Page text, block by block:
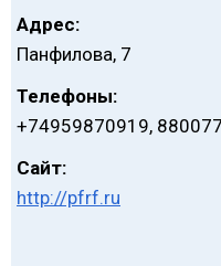
Адрес:
Панфилова, 7
Телефоны:
+74959870919,
Сайт:
http://pfrf.ru